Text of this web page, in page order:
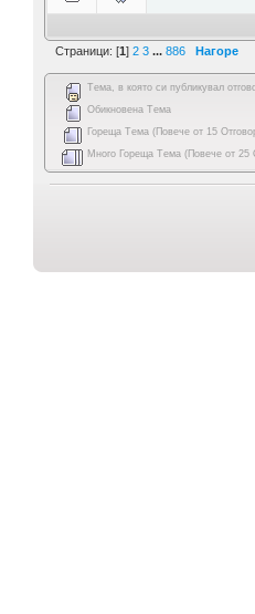
Страници: [1] 2 3 ... 886 Нагоре
Тема, в която си публикувал
Обикновена Тема
Гореща Тема (Повече от 15
Много Гореща Тема (Повече от 25